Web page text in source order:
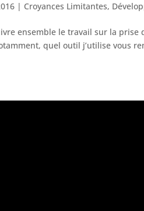
| Croyances Limitantes,
ensemble le travail sur la prise
quel outil j’utilise vous